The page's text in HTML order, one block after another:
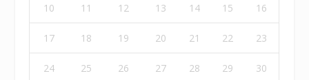
10 11 12 13 14 15 16
17 18 19 20 21 22 23
24 25 26 27 28 29 30